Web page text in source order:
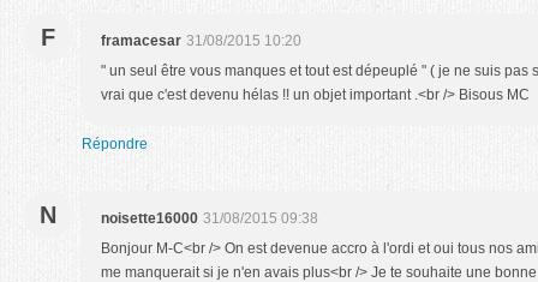
F framacesar 31/08/2015 10:20
" un seul être vous manques et tout est dépeuplé " ( je ne suis pas
vrai que c'est devenu hélas !! un objet important .<br /> Bisous MC
Répondre
N noisette16000 31/08/2015 09:38
Bonjour M-C<br /> On est devenue accro à l'ordi et oui tous nos
me manquerait si je n'en avais plus<br /> Je te souhaite une